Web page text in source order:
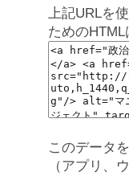
上記URLを
ためのHTML
このデータ
（アプリ、